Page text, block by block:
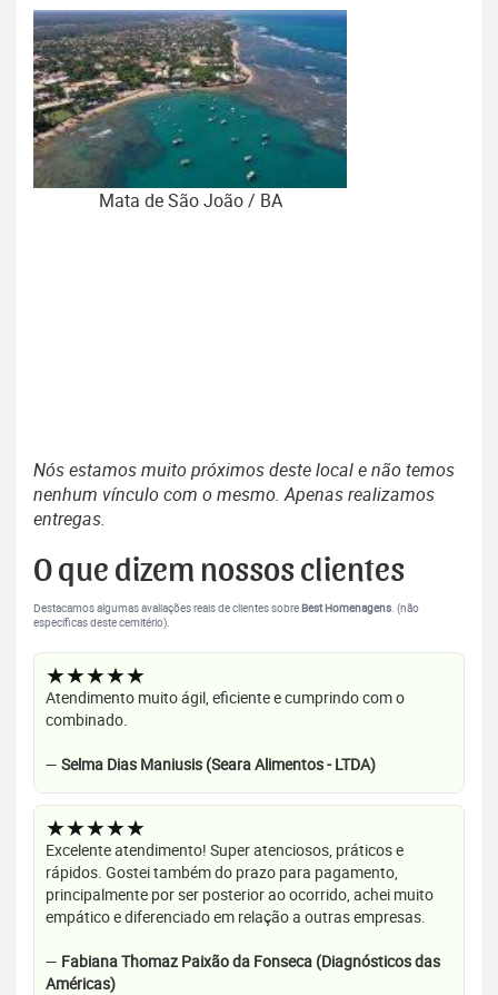
Mata de São João / BA
Nós estamos muito próximos deste local e não temos
nenhum vínculo com o mesmo. Apenas realizamos
entregas.
O que dizem nossos clientes
Destacamos algumas avaliações reais de clientes sobreBest Homenagens . (não
específicas deste cemitério).
★★★★★
Atendimento muito ágil, eficiente e cumprindo com o
combinado.
— Selma Dias Maniusis (Seara Alimentos - LTDA)
★★★★★
Excelente atendimento! Super atenciosos, práticos e
rápidos. Gostei também do prazo para pagamento,
principalmente por ser posterior ao ocorrido, achei muito
empático e diferenciado em relação a outras empresas.
— Fabiana Thomaz Paixão da Fonseca (Diagnósticos das
Américas)